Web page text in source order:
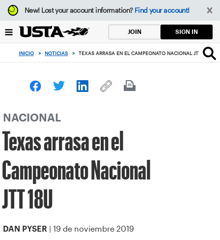
Enfoque
desde
botón
volver
principio
New!Lost your account information? Find your account!
JOIN SIGN IN
INICIO > NOTICIAS > TEXAS ARRASA EN EL CAMPEONATO NACIONAL JTT 18U
NACIONAL
Texas arrasa en el
Campeonato Nacional
JTT 18U
DAN PYSER | 19 de noviembre 2019